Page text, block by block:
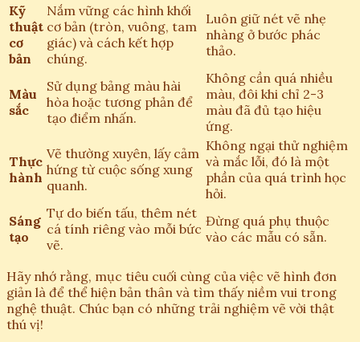
Kỹ
thuật
cơ
bản
Nắm vững các hình khối
cơ bản (tròn, vuông, tam
giác) và cách kết hợp
chúng.
Luôn giữ nét vẽ nhẹ
nhàng ở bước phác
thảo.
Màu
sắc
Sử dụng bảng màu hài
hòa hoặc tương phản để
tạo điểm nhấn.
Không cần quá nhiều
màu, đôi khi chỉ 2-3
màu đã đủ tạo hiệu
ứng.
Thực
hành
Vẽ thường xuyên, lấy cảm
hứng từ cuộc sống xung
quanh.
Không ngại thử nghiệm
và mắc lỗi, đó là một
phần của quá trình học
hỏi.
Sáng
tạo
Tự do biến tấu, thêm nét
cá tính riêng vào mỗi bức
vẽ.
Đừng quá phụ thuộc
vào các mẫu có sẵn.
Hãy nhớ rằng, mục tiêu cuối cùng của việc vẽ hình đơn
giản là để thể hiện bản thân và tìm thấy niềm vui trong
nghệ thuật. Chúc bạn có những trải nghiệm vẽ vời thật
thú vị!